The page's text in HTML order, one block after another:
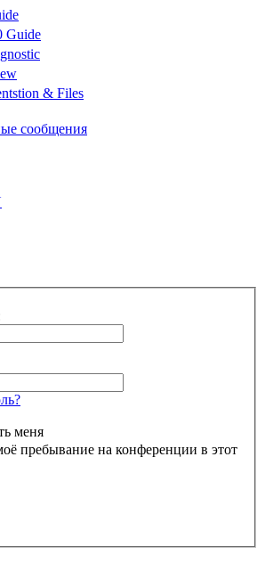
Guide
& Files
сообщения
меня
пребывание на конференции в этот